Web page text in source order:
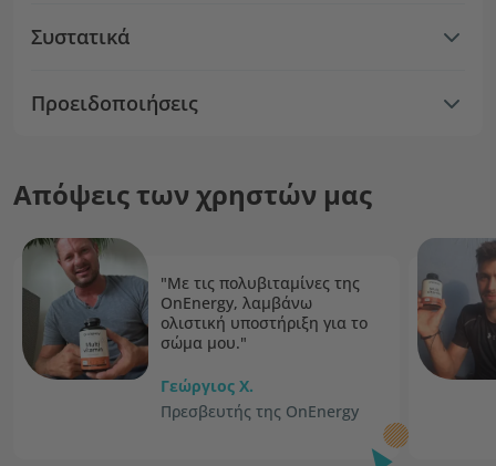
Συστατικά
Προειδοποιήσεις
Απόψεις των χρηστών μας
"Με τις πολυβιταμίνες της
OnEnergy, λαμβάνω
ολιστική υποστήριξη για το
σώμα μου."
Γεώργιος Χ.
Πρεσβευτής της OnEnergy